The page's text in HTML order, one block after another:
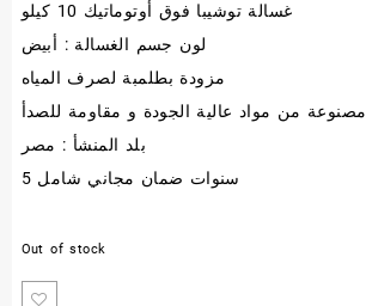
was:
غسالة توشيبا فوق أوتوماتيك 10 كيلو
لون جسم الغسالة : أبيض
مزودة بطلمبة لصرف المياه
مصنوعة من مواد عالية الجودة و مقاومة للصدأ
بلد المنشأ : مصر
5 سنوات ضمان مجاني شامل
Out of stock